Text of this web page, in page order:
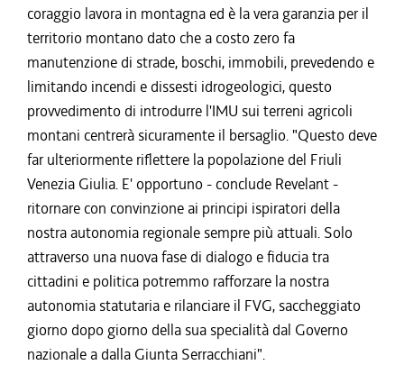
coraggio lavora in montagna ed è la vera garanzia per il
territorio montano dato che a costo zero fa
manutenzione di strade, boschi, immobili, prevedendo e
limitando incendi e dissesti idrogeologici, questo
provvedimento di introdurre l'IMU sui terreni agricoli
montani centrerà sicuramente il bersaglio. "Questo deve
far ulteriormente riflettere la popolazione del Friuli
Venezia Giulia. E' opportuno - conclude Revelant -
ritornare con convinzione ai principi ispiratori della
nostra autonomia regionale sempre più attuali. Solo
attraverso una nuova fase di dialogo e fiducia tra
cittadini e politica potremmo rafforzare la nostra
autonomia statutaria e rilanciare il FVG, saccheggiato
giorno dopo giorno della sua specialità dal Governo
nazionale a dalla Giunta Serracchiani".